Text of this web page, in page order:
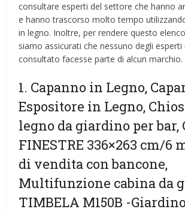
consultare esperti del settore che hanno
e hanno trascorso molto tempo
in legno. Inoltre, per rendere questo
siamo assicurati che nessuno degli
consultato facesse parte di alcun marchio.
1. Capanno in Legno,
Espositore in Legno,
legno da giardino per bar,
FINESTRE 336×263 cm/6
di vendita con bancone,
Multifunzione cabina da
TIMBELA M150B -